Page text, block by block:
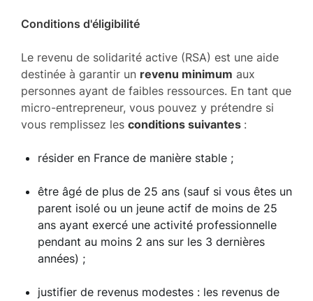
Conditions d'éligibilité
Le revenu de solidarité active (RSA) est une aide
destinée à garantir un revenu minimum aux
personnes ayant de faibles ressources. En tant que
micro-entrepreneur, vous pouvez y prétendre si
vous remplissez les conditions suivantes :
résider en France de manière stable ;
être âgé de plus de 25 ans (sauf si vous êtes un
parent isolé ou un jeune actif de moins de 25
ans ayant exercé une activité professionnelle
pendant au moins 2 ans sur les 3 dernières
années) ;
justifier de revenus modestes : les revenus de